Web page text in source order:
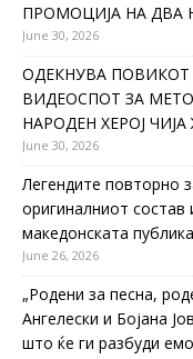
ПРОМОЦИЈА НА ДВА
June 30, 2026
ОДЕКНУВА
ВИДЕОСПОТ ЗА
НАРОДЕН ХЕРОЈ
June 30, 2026
Легендите повторно
оригиналниот состав
македонската
June 26, 2026
„Родени за песна,
Ангелески и Бојана
што ќе ги разбуди